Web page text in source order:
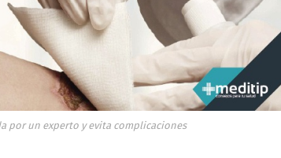
por un experto y evita complicaciones